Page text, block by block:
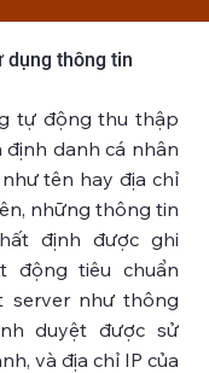
dụng thông tin
tự động thu thập
danh cá nhân
tên hay địa chỉ
những thông tin
định được ghi
động tiêu chuẩn
server như thông
duyệt được sử
và địa chỉ IP của